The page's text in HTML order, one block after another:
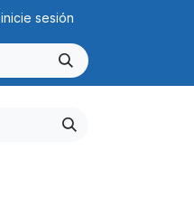
inicie sesión